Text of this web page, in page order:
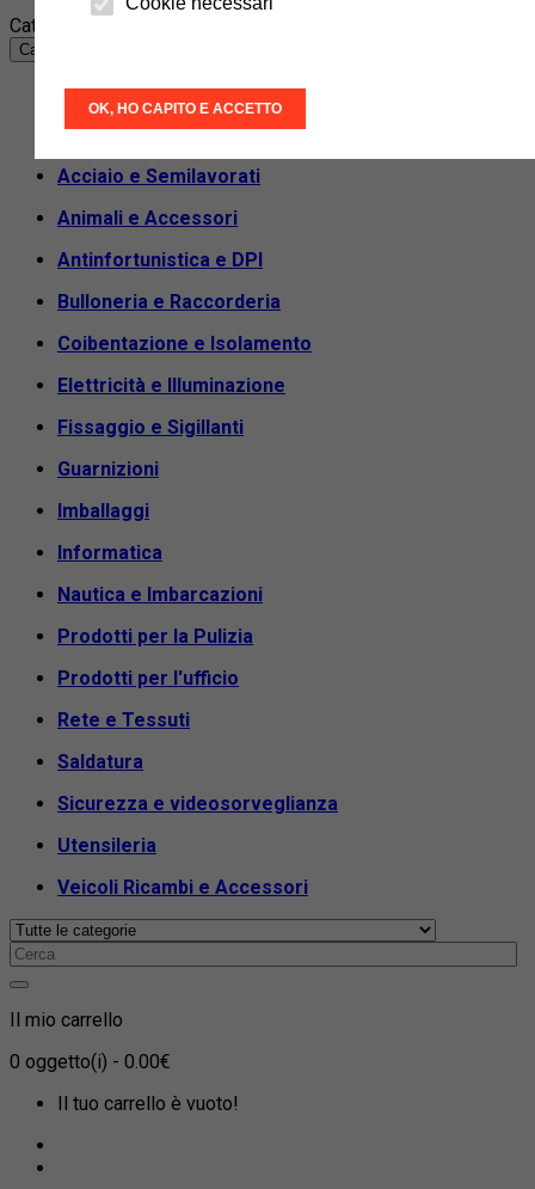
Categorie
Categorie
Abbigliamento e accessori
Abrasivi e Taglio
Acciaio e Semilavorati
Animali e Accessori
Antinfortunistica e DPI
Bulloneria e Raccorderia
Coibentazione e Isolamento
Elettricità e Illuminazione
Fissaggio e Sigillanti
Guarnizioni
Imballaggi
Informatica
Nautica e Imbarcazioni
Prodotti per la Pulizia
Prodotti per l'ufficio
Rete e Tessuti
Saldatura
Sicurezza e videosorveglianza
Utensileria
Veicoli Ricambi e Accessori
Il mio carrello
0 oggetto(i) - 0.00€
Il tuo carrello è vuoto!
OK, HO CAPITO E ACCETTO